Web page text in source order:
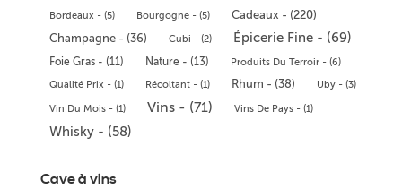
Bordeaux - (5)
Bourgogne - (5) Cadeaux - (220)
Champagne - (36) Cubi - (2) Épicerie Fine - (69)
Foie Gras - (11) Nature - (13)
Produits Du Terroir - (6)
Qualité Prix - (1)
Récoltant - (1) Rhum - (38) Uby - (3)
Vin Du Mois - (1) Vins - (71) Vins De Pays - (1)
Whisky - (58)
Cave à vins